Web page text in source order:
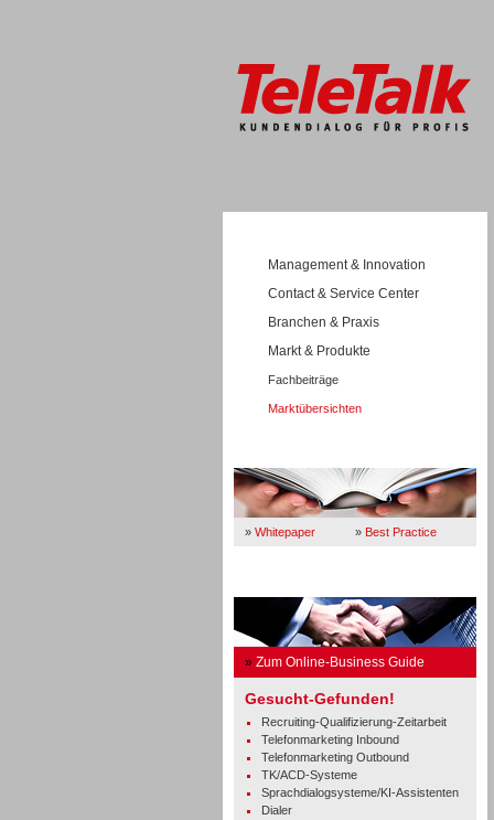
Management & Innovation
Contact & Service Center
Branchen & Praxis
Markt & Produkte
Fachbeiträge
Marktübersichten
» Whitepaper » Best Practice
» Zum Online-Business Guide
Gesucht-Gefunden!
Recruiting-Qualifizierung-Zeitarbeit
Telefonmarketing Inbound
Telefonmarketing Outbound
TK/ACD-Systeme
Sprachdialogsysteme/KI-Assistenten
Dialer